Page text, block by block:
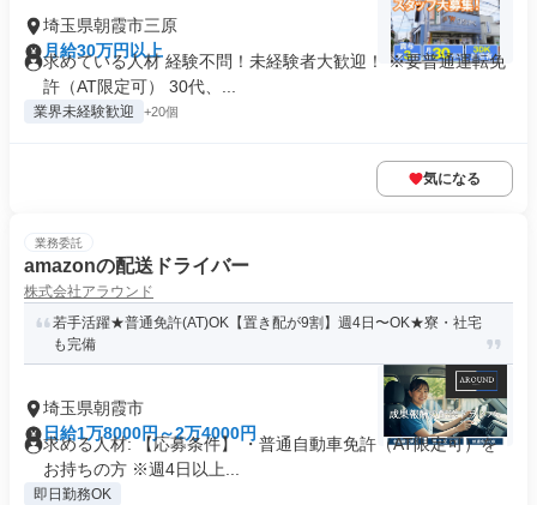
埼玉県朝霞市三原
月給30万円以上
求めている人材 経験不問！未経験者大歓迎！ ※要普通運転免
許（AT限定可） 30代、...
業界未経験歓迎 +20個
気になる
業務委託
amazonの配送ドライバー
株式会社アラウンド
若手活躍★普通免許(AT)OK【置き配が9割】週4日〜OK★寮・社宅
も完備
埼玉県朝霞市
日給1万8000円～2万4000円
求める人材: 【応募条件】 ・普通自動車免許（AT限定可）を
お持ちの方 ※週4日以上...
即日勤務OK